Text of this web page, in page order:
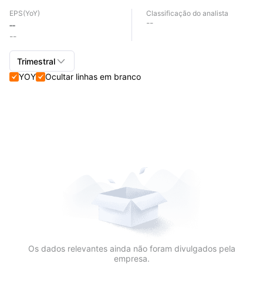
EPS(YoY)
--
--
Classificação do analista
--
Trimestral 
YOYOcultar linhas em branco
Os dados relevantes ainda não foram divulgados pela
empresa.